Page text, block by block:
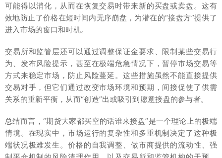
可能得以消化，从而在恢复交易时带来新的买盘或卖盘。这有
效地防止了价格在短时间内无序崩盘，为潜在的“接盘方”提供了
进入市场的窗口和时机。
交易所和监管层还可以通过调整保证金要求、限制某些交易行
为、发布风险提示，甚至在极端危急情况下，暂停市场交易等
方式来稳定市场，防止风险蔓延。这些措施虽然不能直接提供
交易对手，但它们通过改变市场环境和预期，间接促使了供需
关系的重新平衡，从而“创造”出或吸引到愿意接盘的参与者。
总结而言，“期货大家都买空的话谁来接盘”是一个理论上的极端
情境。在现实中，市场运行的复杂性和多重机制决定了这种极
端状况极难发生。价格的自我调整、做市商提供的流动性、强